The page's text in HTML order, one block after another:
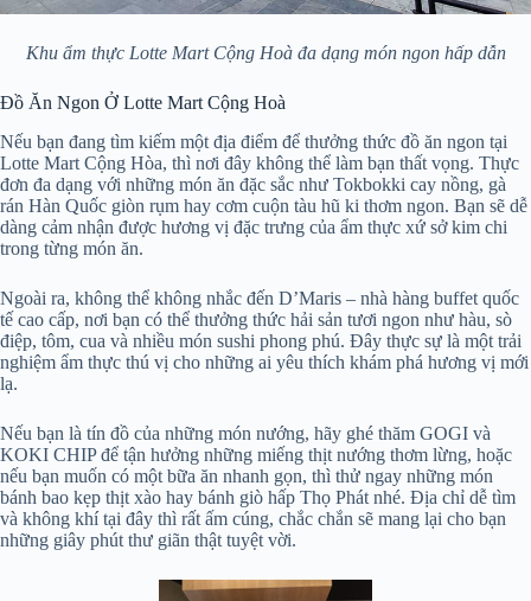
Khu ẩm thực Lotte Mart Cộng Hoà đa dạng món ngon hấp dẫn
Đồ Ăn Ngon Ở Lotte Mart Cộng Hoà
Nếu bạn đang tìm kiếm một địa điểm để thưởng thức đồ ăn ngon tại
Lotte Mart Cộng Hòa, thì nơi đây không thể làm bạn thất vọng. Thực
đơn đa dạng với những món ăn đặc sắc như Tokbokki cay nồng, gà
rán Hàn Quốc giòn rụm hay cơm cuộn tàu hũ ki thơm ngon. Bạn sẽ dễ
dàng cảm nhận được hương vị đặc trưng của ẩm thực xứ sở kim chi
trong từng món ăn.
Ngoài ra, không thể không nhắc đến D’Maris – nhà hàng buffet quốc
tế cao cấp, nơi bạn có thể thưởng thức hải sản tươi ngon như hàu, sò
điệp, tôm, cua và nhiều món sushi phong phú. Đây thực sự là một trải
nghiệm ẩm thực thú vị cho những ai yêu thích khám phá hương vị mới
lạ.
Nếu bạn là tín đồ của những món nướng, hãy ghé thăm GOGI và
KOKI CHIP để tận hưởng những miếng thịt nướng thơm lừng, hoặc
nếu bạn muốn có một bữa ăn nhanh gọn, thì thử ngay những món
bánh bao kẹp thịt xào hay bánh giò hấp Thọ Phát nhé. Địa chỉ dễ tìm
và không khí tại đây thì rất ấm cúng, chắc chắn sẽ mang lại cho bạn
những giây phút thư giãn thật tuyệt vời.